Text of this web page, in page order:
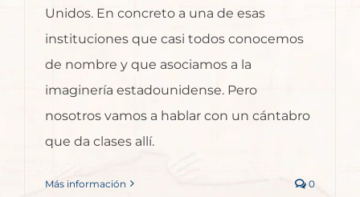
Unidos. En concreto a una de esas
instituciones que casi todos conocemos
de nombre y que asociamos a la
imaginería estadounidense. Pero
nosotros vamos a hablar con un cántabro
que da clases allí.
Más información 0